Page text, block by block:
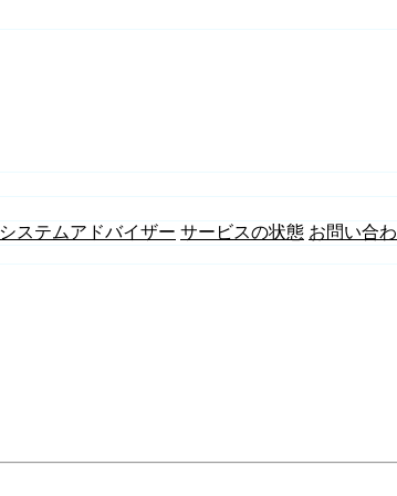
システムアドバイザー サービスの状態 お問い合